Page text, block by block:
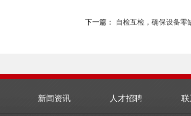
下一篇： 自检互检，确保设备零
新闻资讯 人才招聘 联